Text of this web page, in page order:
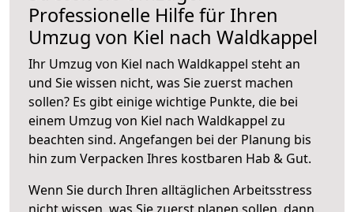
Professionelle Hilfe für Ihren
Umzug von Kiel nach Waldkappel
Ihr Umzug von Kiel nach Waldkappel steht an
und Sie wissen nicht, was Sie zuerst machen
sollen? Es gibt einige wichtige Punkte, die bei
einem Umzug von Kiel nach Waldkappel zu
beachten sind. Angefangen bei der Planung bis
hin zum Verpacken Ihres kostbaren Hab & Gut.
Wenn Sie durch Ihren alltäglichen Arbeitsstress